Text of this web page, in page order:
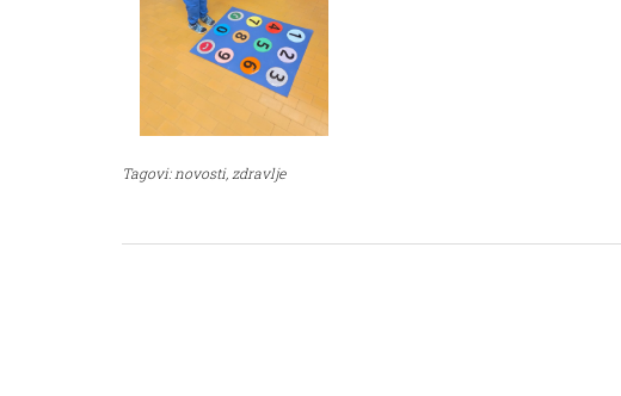
Tagovi:novosti, zdravlje